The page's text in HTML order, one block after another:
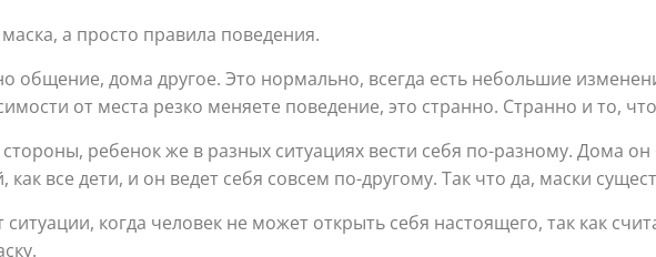
а просто правила поведения.
общение, дома другое. Это нормально, всегда есть небольшие
от места резко меняете поведение, это странно. Странно и то,
ребенок же в разных ситуациях вести себя по-разному. Дома
все дети, и он ведет себя совсем по-другому. Так что да, маски
когда человек не может открыть себя настоящего, так как